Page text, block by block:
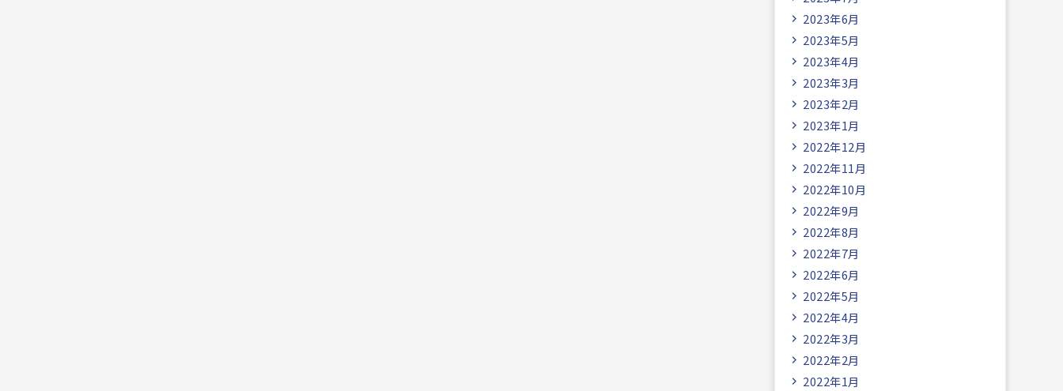
2023年6月
2023年5月
2023年4月
2023年3月
2023年2月
2023年1月
2022年12月
2022年11月
2022年10月
2022年9月
2022年8月
2022年7月
2022年6月
2022年5月
2022年4月
2022年3月
2022年2月
2022年1月